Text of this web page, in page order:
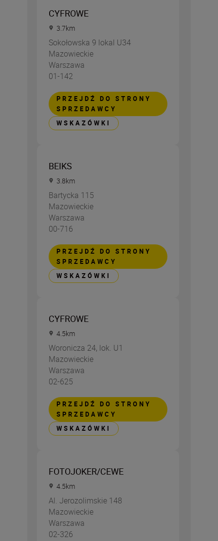
CYFROWE
3.7km
Sokołowska 9 lokal U34
Mazowieckie
Warszawa
01-142
PRZEJDŹ DO STRONY
SPRZEDAWCY
WSKAZÓWKI
BEIKS
3.8km
Bartycka 115
Mazowieckie
Warszawa
00-716
PRZEJDŹ DO STRONY
SPRZEDAWCY
WSKAZÓWKI
CYFROWE
4.5km
Woronicza 24, lok. U1
Mazowieckie
Warszawa
02-625
PRZEJDŹ DO STRONY
SPRZEDAWCY
WSKAZÓWKI
FOTOJOKER/CEWE
4.5km
Al. Jerozolimskie 148
Mazowieckie
Warszawa
02-326